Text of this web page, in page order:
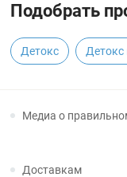
Подобрать
Детокс
Медиа о
Доставкам